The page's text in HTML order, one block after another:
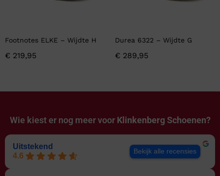
Footnotes ELKE – Wijdte H
€ 219,95
Durea 6322 – Wijdte G
€ 289,95
Wie kiest er nog meer voor Klinkenberg Schoenen?
Uitstekend
4.6
Bekijk alle recensies